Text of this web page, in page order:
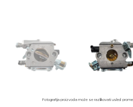
Fotografija proizvoda može se razlikovati usled